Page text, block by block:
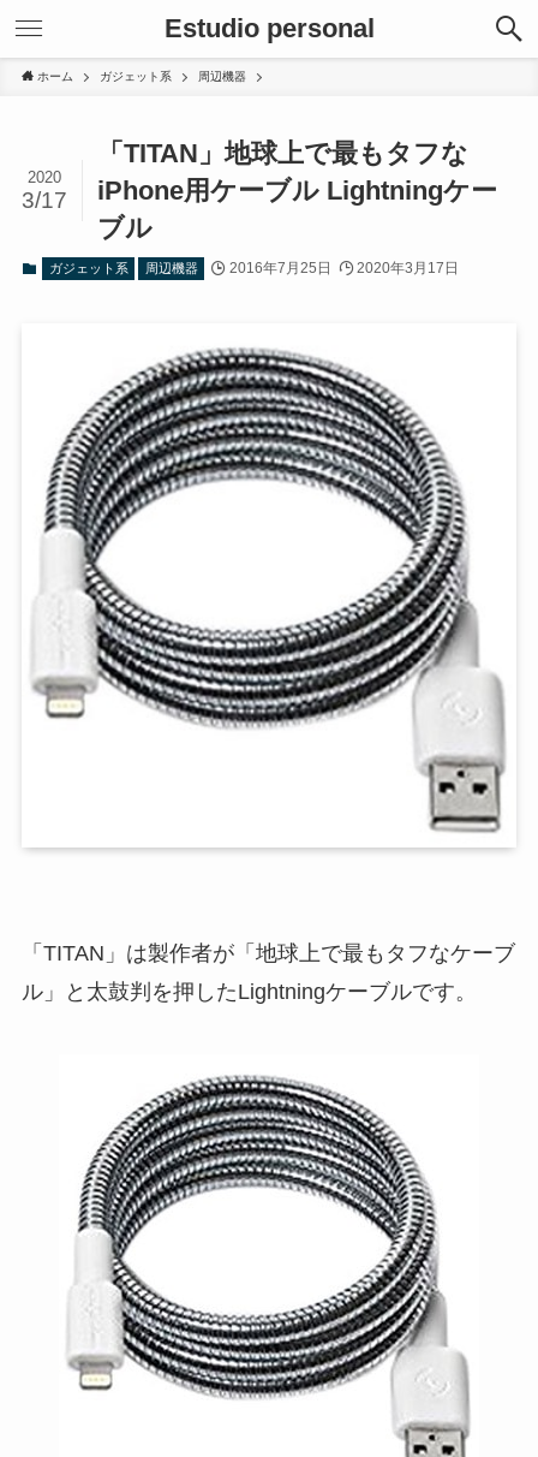
Estudio personal
ホーム ガジェット系 周辺機器
「TITAN」地球上で最もタフな
iPhone用ケーブル Lightningケー
ブル
2020
3/17
ガジェット系 周辺機器 2016年7月25日 2020年3月17日
「TITAN」は製作者が「地球上で最もタフなケーブ
ル」と太鼓判を押したLightningケーブルです。